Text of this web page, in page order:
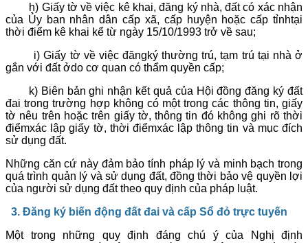
h) Giấy tờ về việc kê khai, đăng ký nhà, đất có xác nhận
của Ủy ban nhân dân cấp xã, cấp huyện hoặc cấp tỉnhtại
thời điểm kê khai kể từ ngày 15/10/1993 trở về sau;
i) Giấy tờ về việc đăngký thường trú, tạm trú tại nhà ở
gắn với đất ởdo cơ quan có thẩm quyền cấp;
k) Biên bản ghi nhận kết quả của Hội đồng đăng ký đất
đai trong trường hợp không có một trong các thông tin, giấy
tờ nêu trên hoặc trên giấy tờ, thông tin đó không ghi rõ thời
điểmxác lập giấy tờ, thời điểmxác lập thông tin và mục đích
sử dụng đất.
Những căn cứ này đảm bảo tính pháp lý và minh bạch trong
quá trình quản lý và sử dụng đất, đồng thời bảo vệ quyền lợi
của người sử dụng đất theo quy định của pháp luật.
3. Đăng ký biến động đất đai và cấp Sổ đỏ trực tuyến
Một trong những quy định đáng chú ý của Nghị định